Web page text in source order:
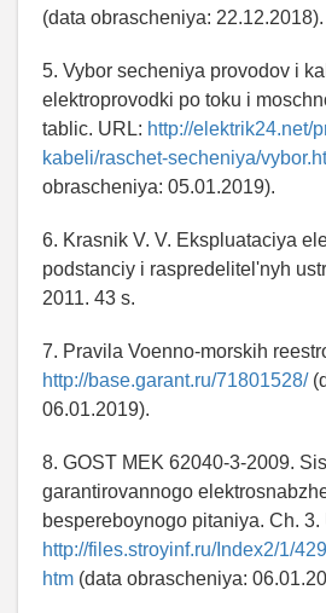
(data obrascheniya: 22.12.2018).
5. Vybor secheniya provodov i
elektroprovodki po toku i
tablic. URL: http://elektrik24.net/
kabeli/raschet-secheniya/
obrascheniya: 05.01.2019).
6. Krasnik V. V. Ekspluataciya
podstanciy i raspredelitel'nyh
2011. 43 s.
7. Pravila Voenno-morskih
http://base.garant.ru/71801528/
06.01.2019).
8. GOST MEK 62040-3-2009.
garantirovannogo
bespereboynogo pitaniya. Ch. 3.
http://files.stroyinf.ru/Index2/1/
htm (data obrascheniya: